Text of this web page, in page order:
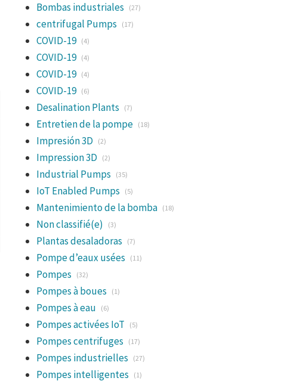
Bombas industriales (27)
centrifugal Pumps (17)
COVID-19 (4)
COVID-19 (4)
COVID-19 (4)
COVID-19 (6)
Desalination Plants (7)
Entretien de la pompe (18)
Impresión 3D (2)
Impression 3D (2)
Industrial Pumps (35)
IoT Enabled Pumps (5)
Mantenimiento de la bomba (18)
Non classifié(e) (3)
Plantas desaladoras (7)
Pompe d’eaux usées (11)
Pompes (32)
Pompes à boues (1)
Pompes à eau (6)
Pompes activées IoT (5)
Pompes centrifuges (17)
Pompes industrielles (27)
Pompes intelligentes (1)